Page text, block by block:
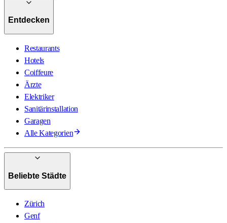
Entdecken
Restaurants
Hotels
Coiffeure
Ärzte
Elektriker
Sanitärinstallation
Garagen
Alle Kategorien
Beliebte Städte
Zürich
Genf